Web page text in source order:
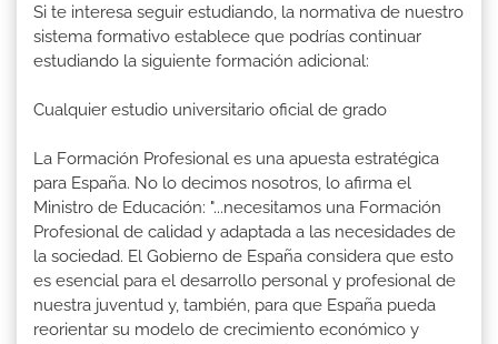
Si te interesa seguir estudiando, la normativa de nuestro
sistema formativo establece que podrías continuar
estudiando la siguiente formación adicional:
Cualquier estudio universitario oficial de grado
La Formación Profesional es una apuesta estratégica
para España. No lo decimos nosotros, lo afirma el
Ministro de Educación: "...necesitamos una Formación
Profesional de calidad y adaptada a las necesidades de
la sociedad. El Gobierno de España considera que esto
es esencial para el desarrollo personal y profesional de
nuestra juventud y, también, para que España pueda
reorientar su modelo de crecimiento económico y